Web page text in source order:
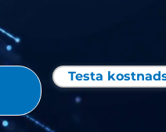
Testa